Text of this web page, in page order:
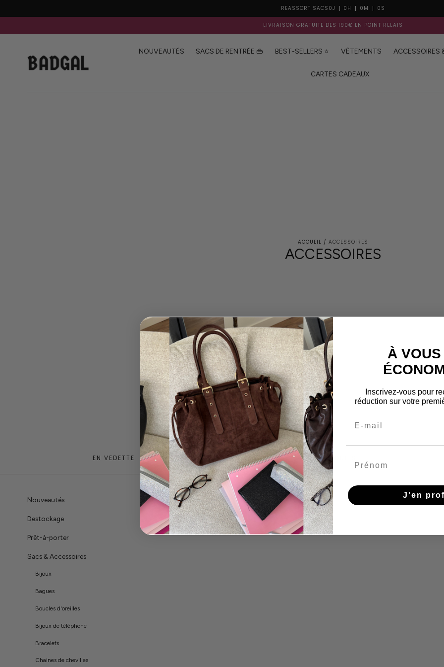
contenu
RÉASSORT SACS 0J 0 H 0 M 0 S
LIVRAISON GRATUITE DÈS 190€ EN POINT RELAIS
NOUVEAUTÉS SACS DE RENTRÉE 👜 BEST-SELLERS ⭐️ VÊTEMENTS ACCESSOIRES
CARTES CADEAUX
ACCUEIL / ACCESSOIRES
COLLECTION:
ACCESSOIRES
EN VEDETTE 45 PRODUITS
Nouveautés
Destockage
Prêt-à-porter
Sacs & Accessoires
Bijoux
Bagues
Boucles d'oreilles
Bijoux de téléphone
Bracelets
Chaines de chevilles
À
Inscrivez-vous pour
réduction sur votre
J'en